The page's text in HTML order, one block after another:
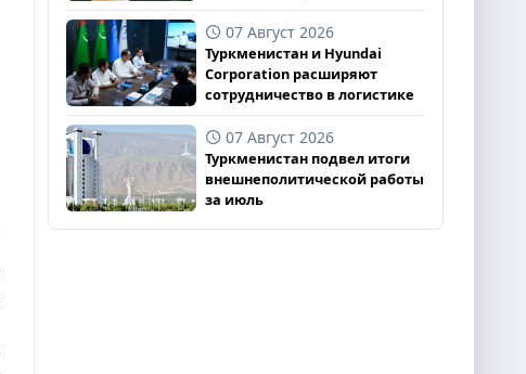
07 Август 2026
Туркменистан и Hyundai
Corporation расширяют
сотрудничество в логистике
07 Август 2026
Туркменистан подвел итоги
внешнеполитической работы
за июль